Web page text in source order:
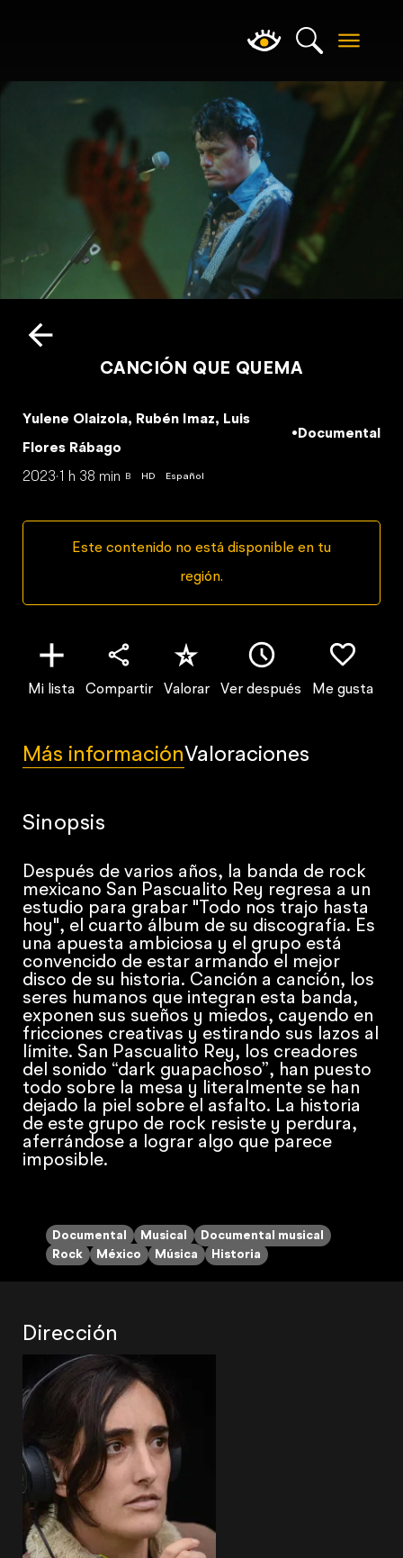
CANCIÓN QUE QUEMA
Yulene Olaizola, Rubén Imaz, Luis
Flores Rábago
•Documental
2023· 1 h 38 min B HD Español
Este contenido no está disponible en tu
región.
Mi lista Compartir Valorar Ver después Me gusta
Más informaciónValoraciones
Sinopsis
Después de varios años, la banda de rock
mexicano San Pascualito Rey regresa a un
estudio para grabar "Todo nos trajo hasta
hoy", el cuarto álbum de su discografía. Es
una apuesta ambiciosa y el grupo está
convencido de estar armando el mejor
disco de su historia. Canción a canción, los
seres humanos que integran esta banda,
exponen sus sueños y miedos, cayendo en
fricciones creativas y estirando sus lazos al
límite. San Pascualito Rey, los creadores
del sonido “dark guapachoso”, han puesto
todo sobre la mesa y literalmente se han
dejado la piel sobre el asfalto. La historia
de este grupo de rock resiste y perdura,
aferrándose a lograr algo que parece
imposible.
Documental Musical
Documental musical
Rock
México Música Historia
Dirección